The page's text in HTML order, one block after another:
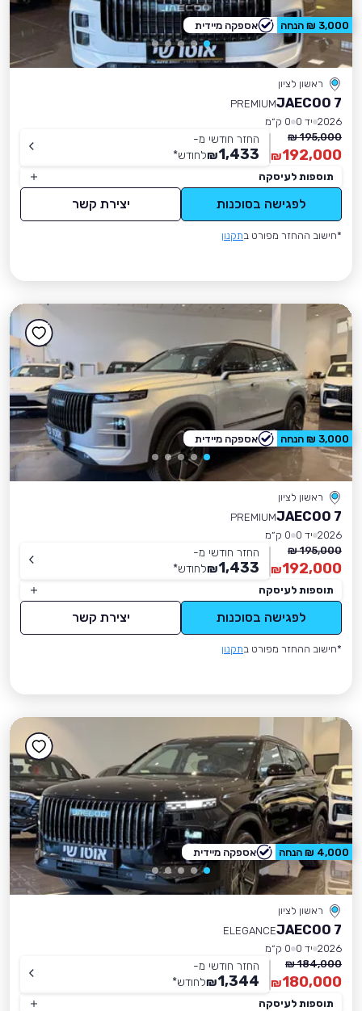
ראשון לציון
JAECOO 7
PREMIUM
2026 יד 0
0 ק״מ
195,000 ₪
192,000
₪
החזר חודשי מ-
1,433
₪לחודש*
תוספות לעיסקה
לפגישה בסוכנות יצירת קשר
*חישוב ההחזר מפורט בתקנון
3,000 ₪ הנחה אספקה מיידית
ראשון לציון
JAECOO 7
PREMIUM
2026 יד 0
0 ק״מ
195,000 ₪
192,000
₪
החזר חודשי מ-
1,433
₪לחודש*
תוספות לעיסקה
לפגישה בסוכנות יצירת קשר
*חישוב ההחזר מפורט בתקנון
3,000 ₪ הנחה אספקה מיידית
ראשון לציון
JAECOO 7
ELEGANCE
2026 יד 0
0 ק״מ
184,000 ₪
180,000
₪
החזר חודשי מ-
1,344
₪לחודש*
תוספות לעיסקה
4,000 ₪ הנחה אספקה מיידית